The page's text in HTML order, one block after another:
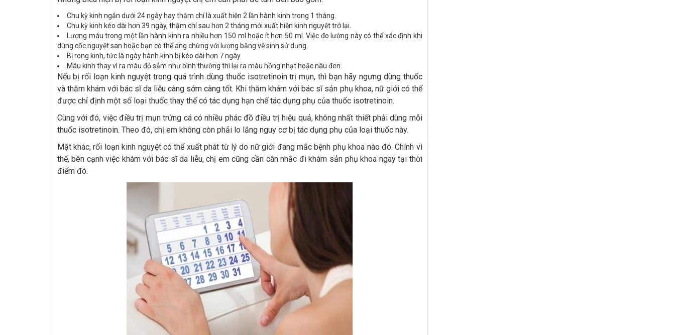
Chu kỳ kinh ngắn dưới 24 ngày hay thậm chí là xuất hiện 2 lần hành kinh trong 1 tháng.
Chu kỳ kinh kéo dài hơn 39 ngày, thậm chí sau hơn 2 tháng mới xuất hiện kinh nguyệt trở lại.
Lượng máu trong một lần hành kinh ra nhiều hơn 150 ml hoặc ít hơn 50 ml. Việc đo lường này có thể xác định khi
dùng cốc nguyệt san hoặc bạn có thể áng chừng với lượng băng vệ sinh sử dụng.
Bị rong kinh, tức là ngày hành kinh bị kéo dài hơn 7 ngày.
Máu kinh thay vì ra màu đỏ sẫm như bình thường thì lại ra màu hồng nhạt hoặc nâu đen.
Nếu bị rối loạn kinh nguyệt trong quá trình dùng thuốc isotretinoin trị mụn, thì bạn hãy ngưng dùng thuốc
và thăm khám với bác sĩ da liễu càng sớm càng tốt. Khi thăm khám với bác sĩ sản phụ khoa, nữ giới có thể
được chỉ định một số loại thuốc thay thế có tác dụng hạn chế tác dụng phụ của thuốc isotretinoin.
Cùng với đó, việc điều trị mụn trứng cá có nhiều phác đồ điều trị hiệu quả, không nhất thiết phải dùng mỗi
thuốc isotretinoin. Theo đó, chị em không còn phải lo lắng nguy cơ bị tác dụng phụ của loại thuốc này.
Mặt khác, rối loạn kinh nguyệt có thể xuất phát từ lý do nữ giới đang mắc bệnh phụ khoa nào đó. Chính vì
thế, bên cạnh việc khám với bác sĩ da liễu, chị em cũng cần cân nhắc đi khám sản phụ khoa ngay tại thời
điểm đó.